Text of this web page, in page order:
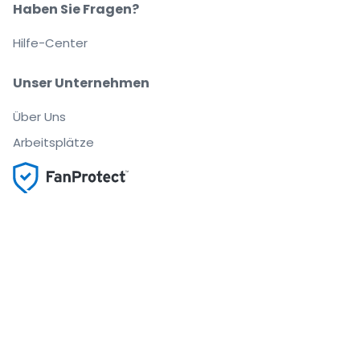
Unser Unternehmen
Über Uns
Arbeitsplätze
Haben Sie Fragen?
Hilfe-Center